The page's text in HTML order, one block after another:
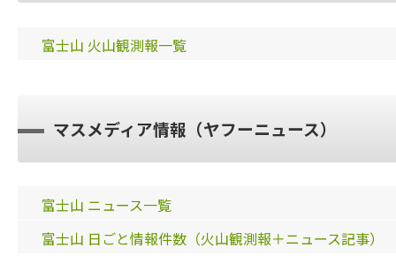
富士山 火山観測報一覧
マスメディア情報（ヤフーニュース）
富士山 ニュース一覧
富士山 日ごと情報件数（火山観測報＋ニュース記事）